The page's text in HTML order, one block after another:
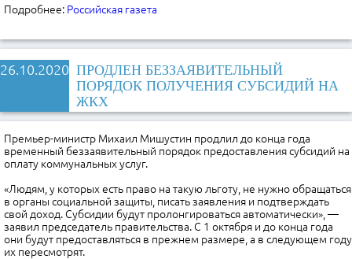
Подробнее: Российская газета
26.10.2020 ПРОДЛЕН БЕЗЗАЯВИТЕЛЬНЫЙ
ПОРЯДОК ПОЛУЧЕНИЯ СУБСИДИЙ НА
ЖКХ
Премьер-министр Михаил Мишустин продлил до конца года
временный беззаявительный порядок предоставления субсидий на
оплату коммунальных услуг.
«Людям, у которых есть право на такую льготу, не нужно обращаться
в органы социальной защиты, писать заявления и подтверждать
свой доход. Субсидии будут пролонгироваться автоматически», —
заявил председатель правительства. С 1 октября и до конца года
они будут предоставляться в прежнем размере, а в следующем году
их пересмотрят.